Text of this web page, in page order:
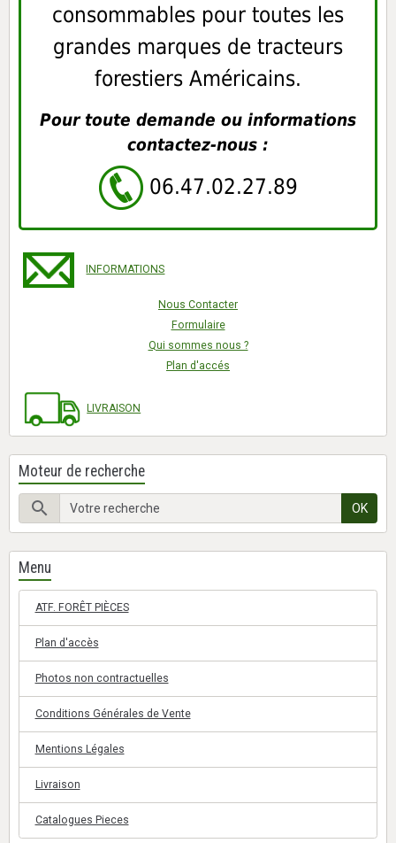
consommables pour toutes les
grandes marques de tracteurs
forestiers Américains.
Pour toute demande ou informations
contactez-nous :
06.47.02.27.89
INFORMATIONS
Nous Contacter
Formulaire
Qui sommes nous ?
Plan d'accés
LIVRAISON
Moteur de recherche
OK
Menu
ATF. FORÊT PIÈCES
Plan d'accès
Photos non contractuelles
Conditions Générales de Vente
Mentions Légales
Livraison
Catalogues Pieces